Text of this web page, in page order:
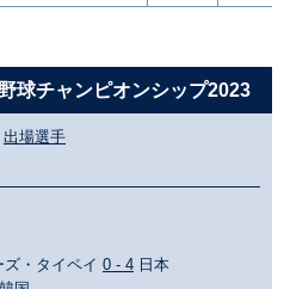
球チャンピオンシップ2023
出場選手
・タイペイ 0 - 4 日本